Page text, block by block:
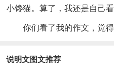
小馋猫。算了，我还是自己
你们看了我的作文，觉
说明文图文推荐